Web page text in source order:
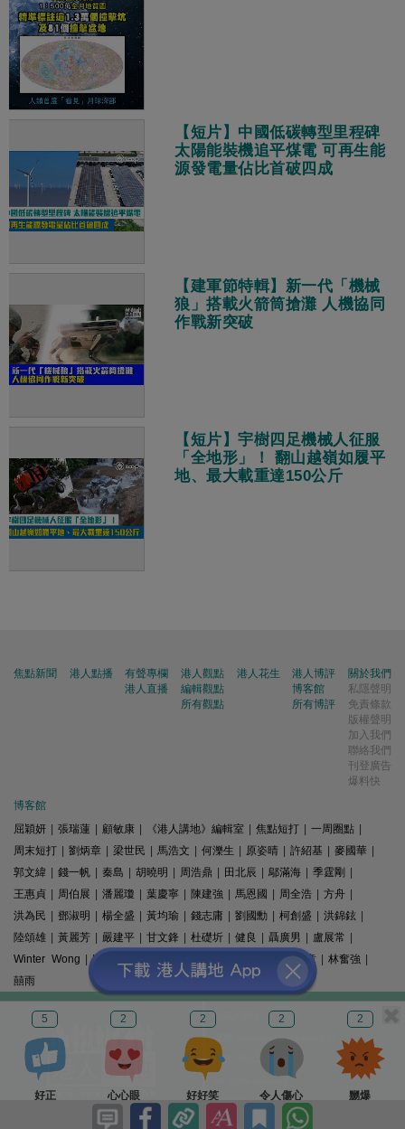
5
好正
2
心心眼
2
好好笑
2
令人傷心
2
嬲爆
【短片】中國低碳轉型里程碑
太陽能裝機追平煤電 可再生能
源發電量佔比首破四成
【建軍節特輯】新一代「機械
狼」搭載火箭筒搶灘 人機協同
作戰新突破
【短片】宇樹四足機械人征服
「全地形」！ 翻山越嶺如履平
地、最大載重達150公斤
焦點新聞 港人點播
有聲專欄
港人直播
港人觀點
編輯觀點
所有觀點
港人花生
港人博評
博客館
所有博評
關於我們
私隱聲明
免責條款
版權聲明
加入我們
聯絡我們
刊登廣告
爆料快
博客館
屈穎妍
張瑞蓮 顧敏康 《港人講地》編輯室 焦點短打 一周圈點
周末短打
劉炳章 梁世民 馬浩文 何濼生 原姿晴 許紹基 麥國華
郭文緯
錢一帆 秦島 胡曉明 周浩鼎 田北辰 鄔滿海 季霆剛
王惠貞
周伯展 潘麗瓊 葉慶寧 陳建強 馬恩國 周全浩 方舟
洪為民
鄧淑明 楊全盛 黃均瑜 錢志庸 劉國勳 柯創盛 洪錦鉉
陸頌雄
黃麗芳 嚴建平 甘文鋒 杜礎圻 健良 聶廣男 盧展常
Winter Wong
K2 梁文新 羅崑 姚銘 精選文章 林奮強
囍雨
© 港人講地
電郵: speakout@speakout.hk
傳真: 85228041301
版權所有 不得轉載